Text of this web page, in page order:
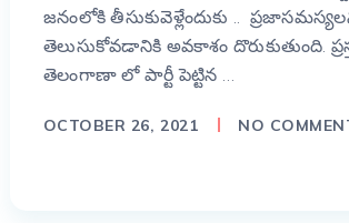
జనంలోకి తీసుకువెళ్లేందుకు ..
తెలుసుకోవడానికి అవకాశం దొరుకుతుంది.
తెలంగాణా లో పార్టీ పెట్టిన …
OCTOBER 26, 2021 NO